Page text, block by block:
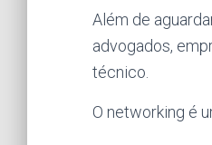
Além de
advogados,
técnico.
O networking é